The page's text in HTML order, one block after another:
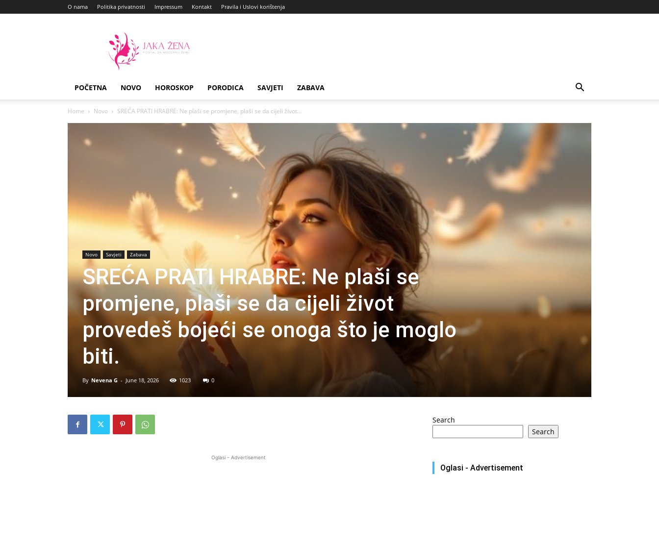
O nama Politika privatnosti Impressum Kontakt Pravila i Uslovi korištenja
Zena
POČETNA NOVO HOROSKOP PORODICA SAVJETI ZABAVA
Home Novo SREĆA PRATI HRABRE: Ne plaši se promjene, plaši se da cijeli život...
Novo Savjeti Zabava
SREĆA PRATI HRABRE: Ne plaši se
promjene, plaši se da cijeli život
provedeš bojeći se onoga što je moglo
biti.
By Nevena G - June 18, 2026 1023 0
Oglasi - Advertisement
Search
Search
Oglasi - Advertisement